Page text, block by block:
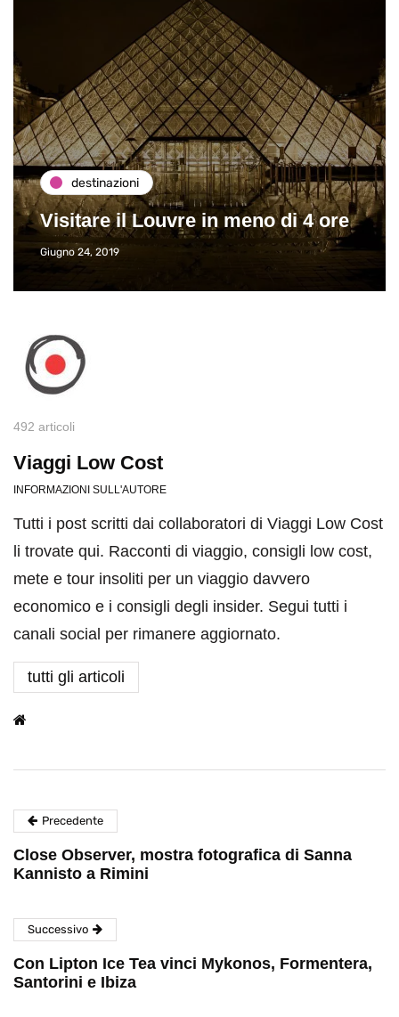
destinazioni
Visitare il Louvre in meno di 4 ore
Giugno 24, 2019
492 articoli
Viaggi Low Cost
INFORMAZIONI SULL'AUTORE
Tutti i post scritti dai collaboratori di Viaggi Low Cost
li trovate qui. Racconti di viaggio, consigli low cost,
mete e tour insoliti per un viaggio davvero
economico e i consigli degli insider. Segui tutti i
canali social per rimanere aggiornato.
tutti gli articoli
Precedente
Close Observer, mostra fotografica di Sanna
Kannisto a Rimini
Successivo
Con Lipton Ice Tea vinci Mykonos, Formentera,
Santorini e Ibiza